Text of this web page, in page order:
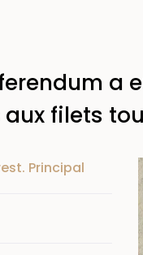
a
filets
Principal